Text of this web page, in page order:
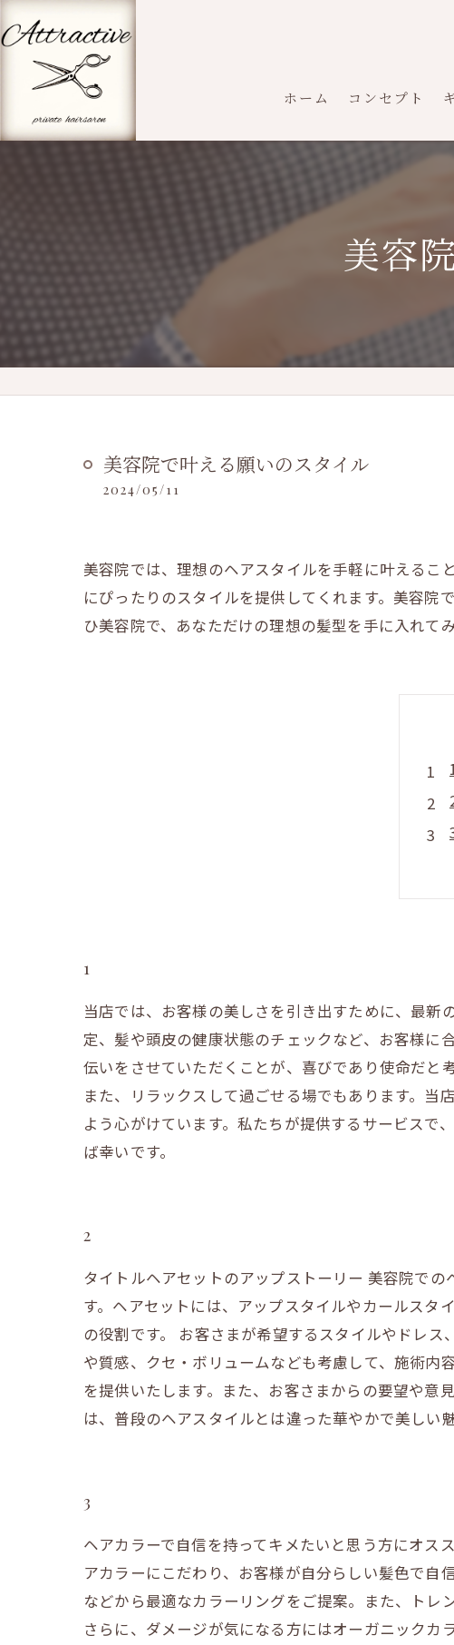
ホーム コンセプト
美容
美容院で叶える願いのスタイル
2024/05/11
美容院では、理想のヘアスタイルを手軽に叶えるこ
にぴったりのスタイルを提供してくれます。美容院
ひ美容院で、あなただけの理想の髪型を手に入れて
1
当店では、お客様の美しさを引き出すために、最
定、髪や頭皮の健康状態のチェックなど、お客様に
伝いをさせていただくことが、喜びであり使命だと
また、リラックスして過ごせる場でもあります。
よう心がけています。私たちが提供するサービス
ば幸いです。
2
タイトルヘアセットのアップストーリー 美容院で
す。ヘアセットには、アップスタイルやカールスタ
の役割です。 お客さまが希望するスタイルやドレ
や質感、クセ・ボリュームなども考慮して、施術内
を提供いたします。また、お客さまからの要望や意
は、普段のヘアスタイルとは違った華やかで美しい
3
ヘアカラーで自信を持ってキメたいと思う方にオス
アカラーにこだわり、お客様が自分らしい髪色で自
などから最適なカラーリングをご提案。また、トレ
さらに、ダメージが気になる方にはオーガニック